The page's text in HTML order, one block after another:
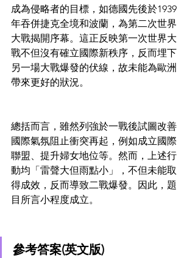
成為侵略者的目標，如德國先後於1939
年吞併捷克全境和波蘭，為第二次世界
大戰揭開序幕。這正反映第一次世界大
戰不但沒有確立國際新秩序，反而埋下
另一場大戰爆發的伏線，故未能為歐洲
帶來更好的狀況。
總括而言，雖然列強於一戰後試圖改善
國際氣氛阻止衝突再起，例如成立國際
聯盟、提升婦女地位等。然而，上述行
動均「雷聲大但雨點小」，不但未能取
得成效，反而導致二戰爆發。因此，題
目所言小程度成立。
參考答案(英文版)